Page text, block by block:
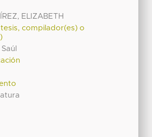
ELIZABETH
compilador(es) o